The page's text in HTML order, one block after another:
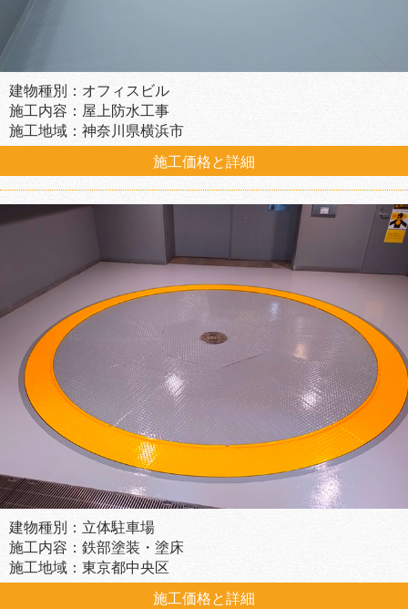
建物種別：オフィスビル
施工内容：屋上防水工事
施工地域：神奈川県横浜市
施工価格と詳細
建物種別：立体駐車場
施工内容：鉄部塗装・塗床
施工地域：東京都中央区
施工価格と詳細